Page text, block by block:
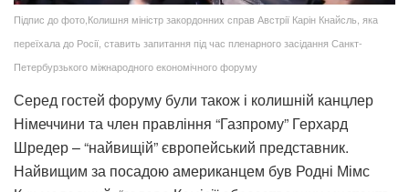
Підпис до фото,Колишня міністр закордонних справ Австрії Карін Кнайсль, яка
переїхала до Росії, ставить запитання під час пленарного засідання Санкт-
Петербурзького міжнародного економічного форуму
Серед гостей форуму були також і колишній канцлер
Німеччини та член правління “Газпрому” Герхард
Шредер – “найвищій” європейський представник.
Найвищим за посадою американцем був Родні Мімс